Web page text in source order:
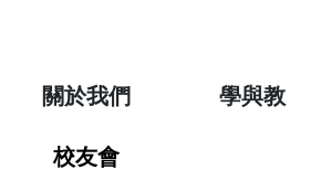
關於我們 學與教
校友會